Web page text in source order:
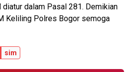
dalam Pasal 281. Demikian
Keliling Polres Bogor semoga
sim